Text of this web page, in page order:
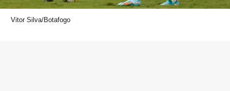
Vitor Silva/Botafogo